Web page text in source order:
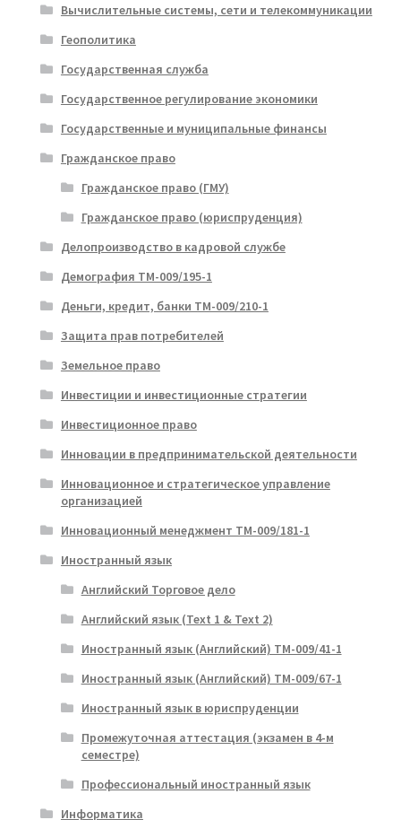
Вычислительные системы, сети и телекоммуникации
Геополитика
Государственная служба
Государственное регулирование экономики
Государственные и муниципальные финансы
Гражданское право
Гражданское право (ГМУ)
Гражданское право (юриспруденция)
Делопроизводство в кадровой службе
Демография ТМ-009/195-1
Деньги, кредит, банки ТМ-009/210-1
Защита прав потребителей
Земельное право
Инвестиции и инвестиционные стратегии
Инвестиционное право
Инновации в предпринимательской деятельности
Инновационное и стратегическое управление
организацией
Инновационный менеджмент ТМ-009/181-1
Иностранный язык
Английский Торговое дело
Английский язык (Text 1 & Text 2)
Иностранный язык (Английский) ТМ-009/41-1
Иностранный язык (Английский) ТМ-009/67-1
Иностранный язык в юриспруденции
Промежуточная аттестация (экзамен в 4-м
семестре)
Профессиональный иностранный язык
Информатика